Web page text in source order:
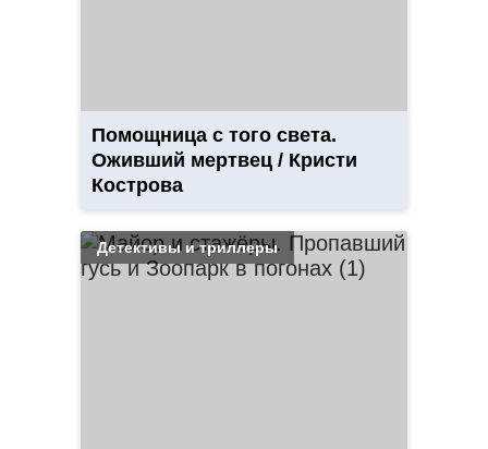
Помощница с того света.
Оживший мертвец / Кристи
Кострова
Детективы и триллеры